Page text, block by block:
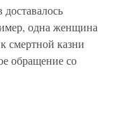
одна женщина
смертной казни
обращение со